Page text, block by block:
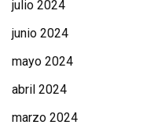
julio 2024
junio 2024
mayo 2024
abril 2024
marzo 2024